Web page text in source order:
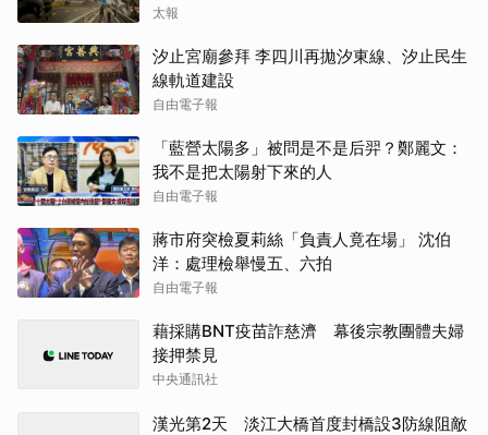
太報
汐止宮廟參拜 李四川再拋汐東線、汐止民生
線軌道建設
自由電子報
「藍營太陽多」被問是不是后羿？鄭麗文：
我不是把太陽射下來的人
自由電子報
蔣市府突檢夏莉絲「負責人竟在場」 沈伯
洋：處理檢舉慢五、六拍
自由電子報
藉採購BNT疫苗詐慈濟 幕後宗教團體夫婦
接押禁見
中央通訊社
漢光第2天 淡江大橋首度封橋設3防線阻敵